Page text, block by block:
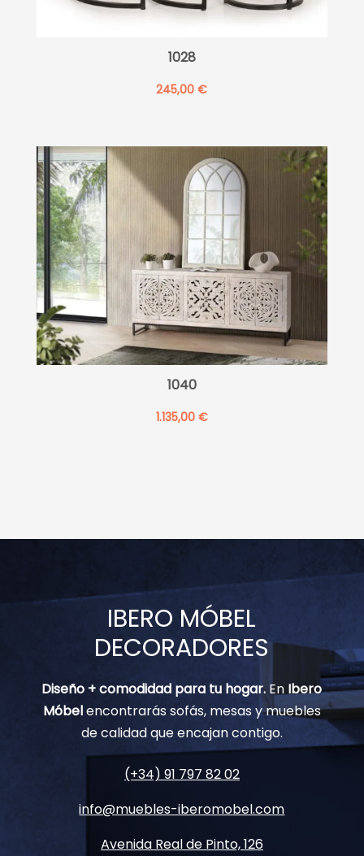
1028
245,00€
1040
1.135,00 €
IBERO MÓBEL
DECORADORES
Diseño + comodidad para tu hogar. EnIbero
Móbelencontrarás sofás, mesas y muebles
de calidad que encajan contigo.
(+34) 91 797 82 02
info@muebles-iberomobel.com
Avenida Real de Pinto, 126